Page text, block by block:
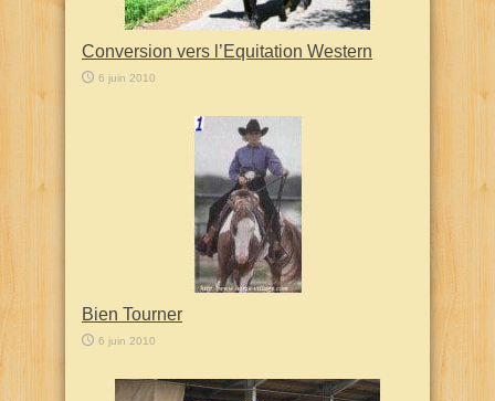
Conversion vers l’Equitation Western
6 juin 2010
Bien Tourner
6 juin 2010